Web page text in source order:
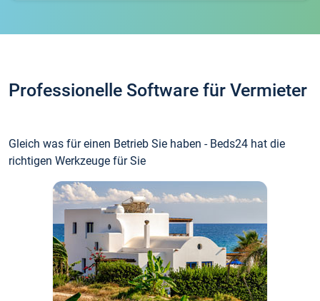
Professionelle Software für Vermieter
Gleich was für einen Betrieb Sie haben - Beds24 hat die
richtigen Werkzeuge für Sie